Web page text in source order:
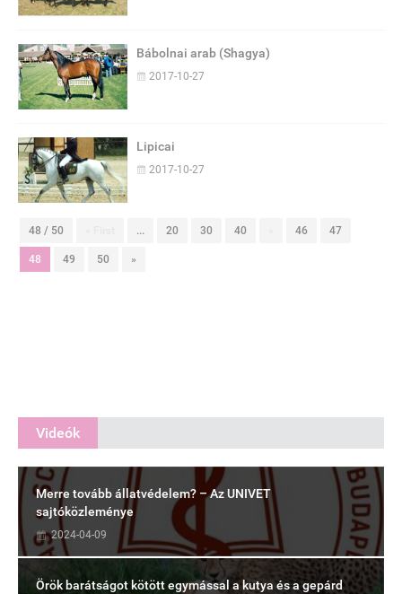
Bábolnai arab (Shagya)
2017-10-27
Lipicai
2017-10-27
48 / 50 ... 20 30 40 46 47
48 49 50 »
Videók
Merre tovább állatvédelem? – Az UNIVET
sajtóközleménye
2024-04-09
Örök barátságot kötött egymással a kutya és a gepárd